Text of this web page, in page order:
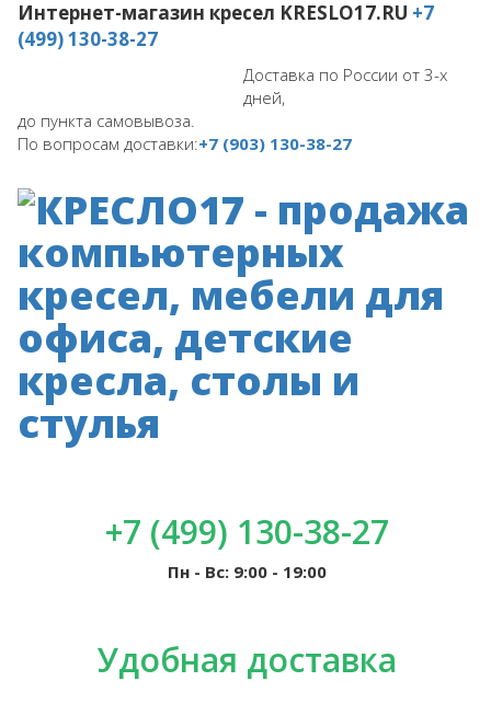
Интернет-магазин кресел KRESLO17.RU +7
(499) 130-38-27
Доставка по России от 3-х
дней,
до пункта самовывоза.
По вопросам доставки:+7 (903) 130-38-27
+7 (499) 130-38-27
Пн - Вс: 9:00 - 19:00
Удобная доставка